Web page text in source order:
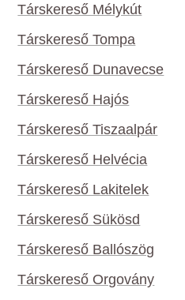
Társkereső Mélykút
Társkereső Tompa
Társkereső Dunavecse
Társkereső Hajós
Társkereső Tiszaalpár
Társkereső Helvécia
Társkereső Lakitelek
Társkereső Sükösd
Társkereső Ballószög
Társkereső Orgovány